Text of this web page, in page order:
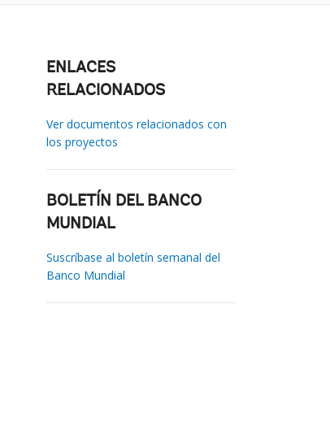
ENLACES
RELACIONADOS
Ver documentos relacionados con
los proyectos
BOLETÍN DEL BANCO
MUNDIAL
Suscríbase al boletín semanal del
Banco Mundial